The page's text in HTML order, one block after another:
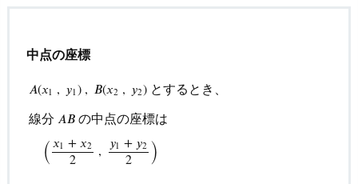
中点の座標
𝐴(𝑥1 , 𝑦1) , 𝐵(𝑥2 , 𝑦2)とするとき、
線分 𝐴𝐵の中点の座標は
(𝑥1 + 𝑥2
2 ,
𝑦1 + 𝑦2
2 )
A(x1 ,y1),B(x2,y2)とするとき、